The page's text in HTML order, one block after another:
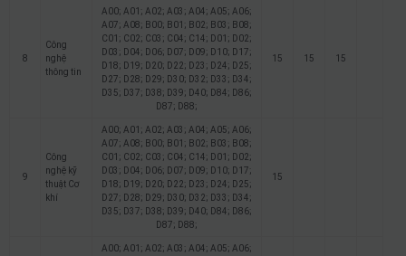
8
Công
nghệ
thông tin
A00; A01; A02; A03; A04; A05; A06;
A07; A08; B00; B01; B02; B03; B08;
C01; C02; C03; C04; C14; D01; D02;
D03; D04; D06; D07; D09; D10; D17;
D18; D19; D20; D22; D23; D24; D25;
D27; D28; D29; D30; D32; D33; D34;
D35; D37; D38; D39; D40; D84; D86;
D87; D88;
15 15 15
9
Công
nghệ kỹ
thuật Cơ
khí
A00; A01; A02; A03; A04; A05; A06;
A07; A08; B00; B01; B02; B03; B08;
C01; C02; C03; C04; C14; D01; D02;
D03; D04; D06; D07; D09; D10; D17;
D18; D19; D20; D22; D23; D24; D25;
D27; D28; D29; D30; D32; D33; D34;
D35; D37; D38; D39; D40; D84; D86;
D87; D88;
15
A00; A01; A02; A03; A04; A05; A06;